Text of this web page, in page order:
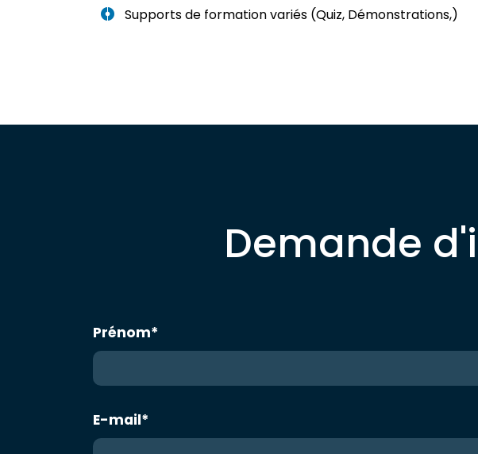
Supports de formation variés (Quiz, Démonstrations,)
Demande
Prénom*
E-mail*